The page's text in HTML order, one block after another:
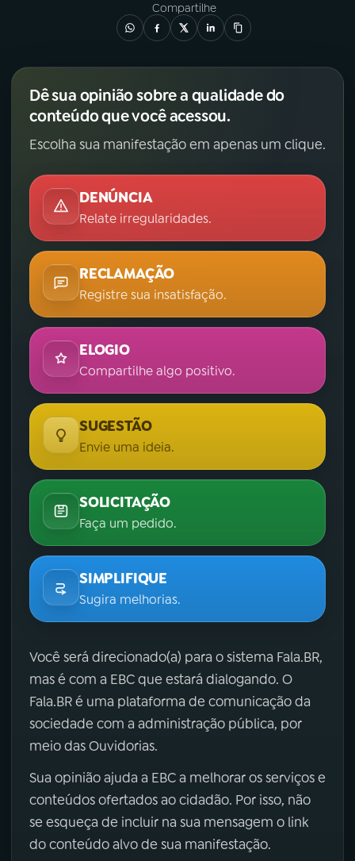
Compartilhe
Dê sua opinião sobre a qualidade do
conteúdo que você acessou.
Escolha sua manifestação em apenas um clique.
DENÚNCIA
Relate irregularidades.
RECLAMAÇÃO
Registre sua insatisfação.
ELOGIO
Compartilhe algo positivo.
SUGESTÃO
Envie uma ideia.
SOLICITAÇÃO
Faça um pedido.
SIMPLIFIQUE
Sugira melhorias.
Você será direcionado(a) para o sistema Fala.BR,
mas é com a EBC que estará dialogando. O
Fala.BR é uma plataforma de comunicação da
sociedade com a administração pública, por
meio das Ouvidorias.
Sua opinião ajuda a EBC a melhorar os serviços e
conteúdos ofertados ao cidadão. Por isso, não
se esqueça de incluir na sua mensagem o link
do conteúdo alvo de sua manifestação.